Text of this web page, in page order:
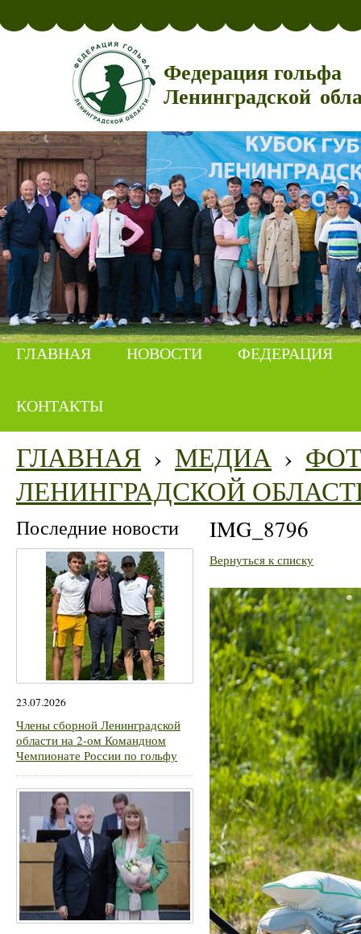
Федерация гольфа
Ленинградской
ГЛАВНАЯ НОВОСТИ ФЕДЕРАЦИЯ
КОНТАКТЫ
ГЛАВНАЯ › МЕДИА ›
ЛЕНИНГРАДСКОЙ
Последние новости
23.07.2026
Члены сборной Ленинградской
области на 2-ом Командном
Чемпионате России по гольфу
IMG_8796
Вернуться к списку